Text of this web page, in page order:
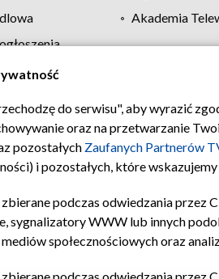
Akademia
Regulamin TVP
do serwisu", aby wyrazić
oraz na przetwarzanie
pozostałych Zaufanych Partnerów
i pozostałych, które
podczas odwiedzania przez
sygnalizatory WWW lub innych
społecznościowych oraz